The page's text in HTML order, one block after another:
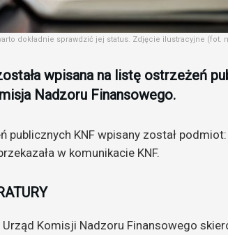
dokładnie sprawdzić jej status. Zdjęcie ilustracyjne (fot.
wpisana na listę ostrzeżeń
Nadzoru Finansowego.
publicznych KNF wpisany został
w komunikacie KNF.
Komisji Nadzoru Finansowego